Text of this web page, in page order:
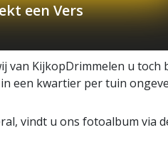
een Vers
van KijkopDrimmelen u toch
een kwartier per tuin
vindt u ons fotoalbum via